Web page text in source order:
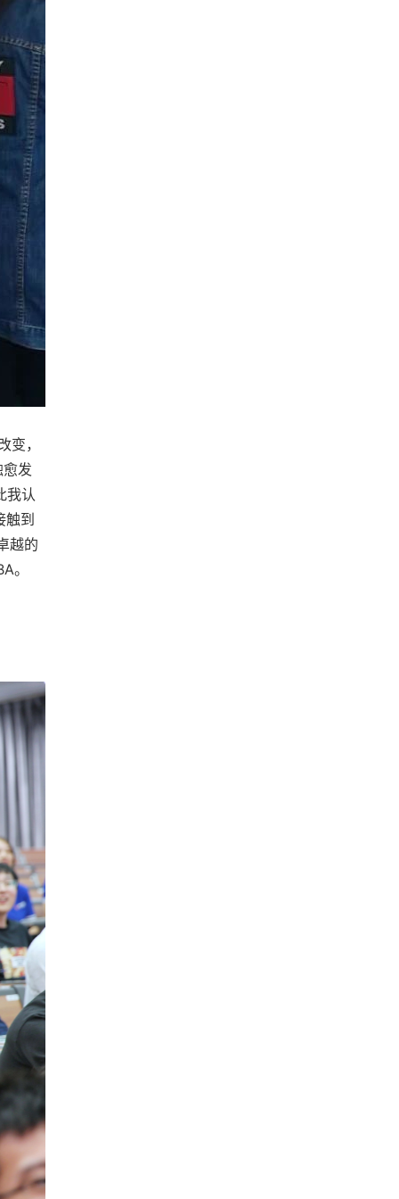
，
发
我认
触到
越的
。